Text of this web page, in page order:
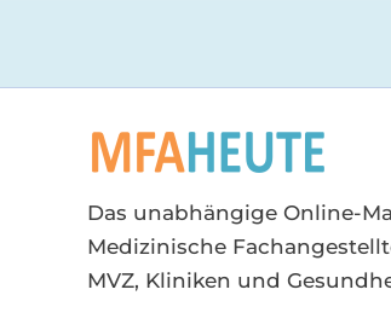
Das unabhängige Online-
Medizinische
MVZ, Kliniken und